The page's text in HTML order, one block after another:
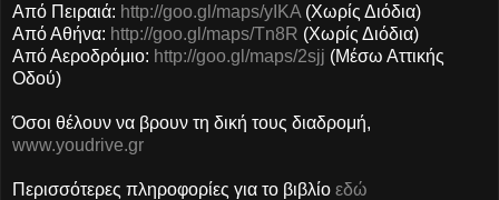
Από Πειραιά: http://goo.gl/maps/yIKA (Χωρίς Διόδια)
Από Αθήνα: http://goo.gl/maps/Tn8R (Χωρίς Διόδια)
Από Αεροδρόμιο: http://goo.gl/maps/2sjj (Μέσω Αττικής
Οδού)
Όσοι θέλουν να βρουν τη δική τους διαδρομή,
www.youdrive.gr
Περισσότερες πληροφορίες για το βιβλίο εδώ